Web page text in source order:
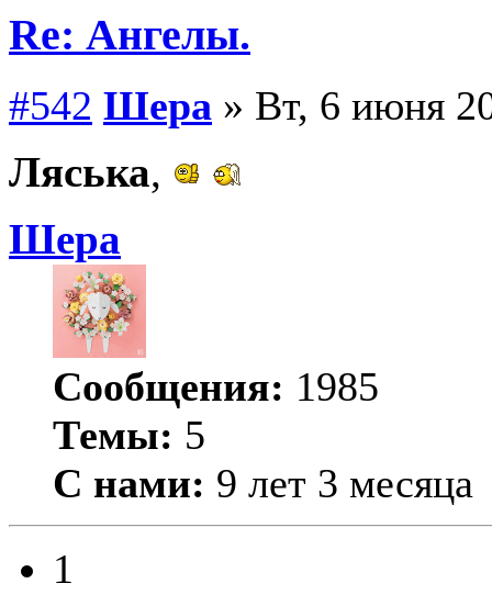
Re: Ангелы.
#542 Шера » Вт, 6 июня
Ляська,
Шера
Сообщения: 1985
Темы: 5
С нами: 9 лет 3 месяца
1